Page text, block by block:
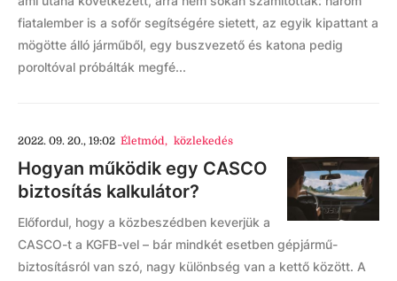
fiatalember is a sofőr segítségére sietett, az egyik kipattant a
mögötte álló járműből, egy buszvezető és katona pedig
poroltóval próbálták megfé...
2022. 09. 20., 19:02 Életmód, közlekedés
Hogyan működik egy CASCO
biztosítás kalkulátor?
Előfordul, hogy a közbeszédben keverjük a
CASCO-t a KGFB-vel – bár mindkét esetben gépjármű-
biztosításról van szó, nagy különbség van a kettő között. A